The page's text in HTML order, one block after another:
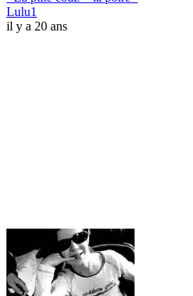
Lulu1
il y a 20 ans